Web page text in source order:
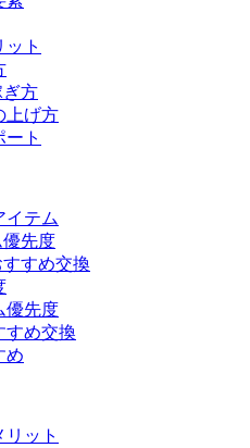
ット
ぎ方
上げ方
ト
イテム
優先度
すめ交換
優先度
すめ交換
め
ット